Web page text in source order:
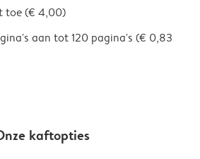
toe (€ 4,00)
aan tot 120 pagina's (€ 0,83
kaftopties